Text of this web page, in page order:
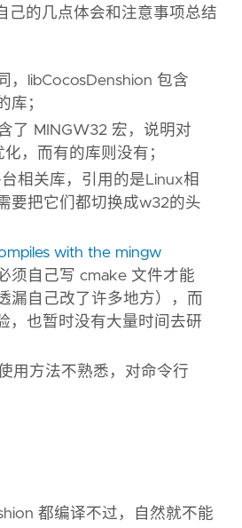
己的几点体会和注意事项总结
，libCocosDenshion 包含
库；
了 MINGW32 宏，说明对
，而有的库则没有；
相关库，引用的是Linux相
要把它们都切换成w32的头
with the mingw
须自己写 cmake 文件才能
漏自己改了许多地方），而
，也暂时没有大量时间去研
用方法不熟悉，对命令行
都编译不过，自然就不能